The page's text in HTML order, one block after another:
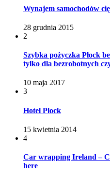
Wynajem samochodów
28 grudnia 2015
2
Szybka pożyczka Płock
tylko dla bezrobotnych
10 maja 2017
3
Hotel Płock
15 kwietnia 2014
4
Car wrapping Ireland –
here